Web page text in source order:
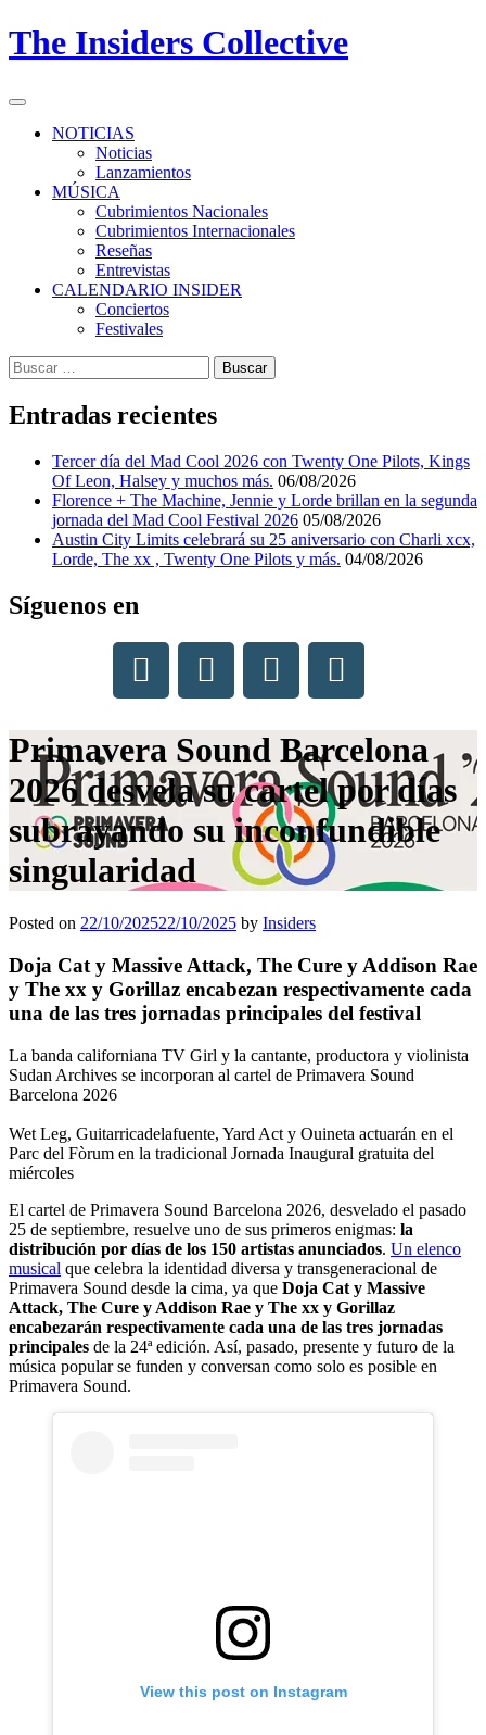
Skip
to
The Insiders Collective
Primary
NOTICIAS
Noticias
Lanzamientos
MÚSICA
Cubrimientos Nacionales
Cubrimientos Internacionales
Reseñas
Entrevistas
CALENDARIO INSIDER
Conciertos
Festivales
Buscar:
Entradas recientes
Tercer día del Mad Cool 2026 con Twenty One Pilots, Kings
Of Leon, Halsey y muchos más. 06/08/2026
Florence + The Machine, Jennie y Lorde brillan en la segunda
jornada del Mad Cool Festival 2026 05/08/2026
Austin City Limits celebrará su 25 aniversario con Charli xcx,
Lorde, The xx , Twenty One Pilots y más. 04/08/2026
Síguenos en
Primavera Sound Barcelona
2026 desvela su cartel por días
subrayando su inconfundible
singularidad
Posted on 22/10/202522/10/2025 by Insiders
Doja Cat y Massive Attack, The Cure y Addison Rae
y The xx y Gorillaz encabezan respectivamente cada
una de las tres jornadas principales del festival
La banda californiana TV Girl y la cantante, productora y violinista
Sudan Archives se incorporan al cartel de Primavera Sound
Barcelona 2026
Wet Leg, Guitarricadelafuente, Yard Act y Ouineta actuarán en el
Parc del Fòrum en la tradicional Jornada Inaugural gratuita del
miércoles
El cartel de Primavera Sound Barcelona 2026, desvelado el pasado
25 de septiembre, resuelve uno de sus primeros enigmas: la
distribución por días de los 150 artistas anunciados. Un elenco
musical que celebra la identidad diversa y transgeneracional de
Primavera Sound desde la cima, ya que Doja Cat y Massive
Attack, The Cure y Addison Rae y The xx y Gorillaz
encabezarán respectivamente cada una de las tres jornadas
principales de la 24ª edición. Así, pasado, presente y futuro de la
música popular se funden y conversan como solo es posible en
Primavera Sound.
View this post on Instagram